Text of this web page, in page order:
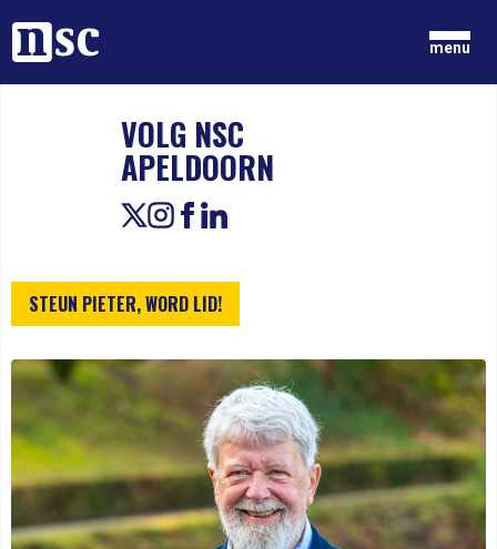
Home
menu
GRONDGEDACHTEN
LID WORDEN
VOLG NSC
APELDOORN
STEUN PIETER, WORD LID!